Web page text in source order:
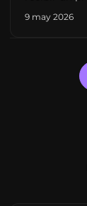
que
9 may 2026